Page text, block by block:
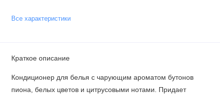
Все характеристики
Краткое описание
Кондиционер для белья с чарующим ароматом бутонов
пиона, белых цветов и цитрусовыми нотами. Придает